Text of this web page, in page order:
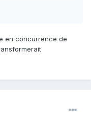
en concurrence de